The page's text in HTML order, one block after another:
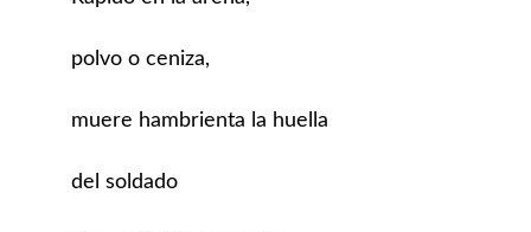
polvo o ceniza,
muere hambrienta la huella
del soldado